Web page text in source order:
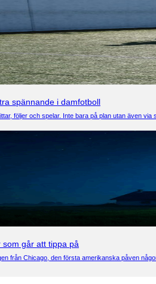
spännande i damfotboll
följer och spelar. Inte bara på plan utan även
som går att tippa på
från Chicago, den första amerikanska påven